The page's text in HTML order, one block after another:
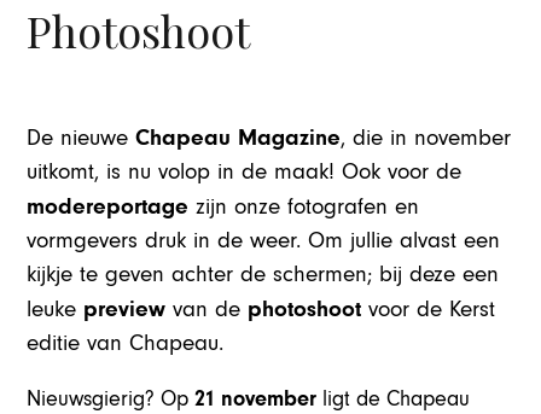
Photoshoot
De nieuweChapeau Magazine, die in november
uitkomt, is nu volop in de maak! Ook voor de
modereportage zijn onze fotografen en
vormgevers druk in de weer. Om jullie alvast een
kijkje te geven achter de schermen; bij deze een
leuke preview van de photoshoot voor de Kerst
editie van Chapeau.
Nieuwsgierig? Op21 november ligt de Chapeau